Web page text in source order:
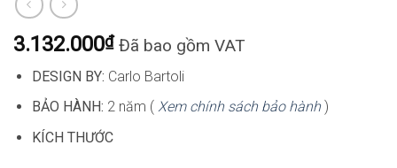
3.132.000₫ Đã bao gồm VAT
DESIGN BY: Carlo Bartoli
BẢO HÀNH: 2 năm ( Xem chính sách bảo hành)
KÍCH THƯỚC